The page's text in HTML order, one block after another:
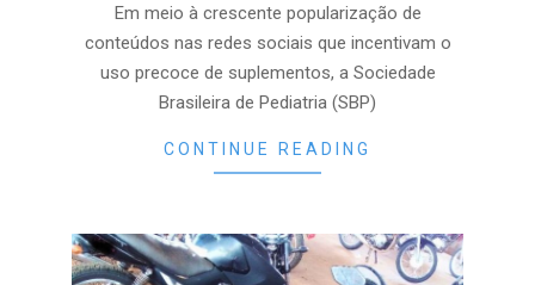
Em meio à crescente popularização de
conteúdos nas redes sociais que incentivam o
uso precoce de suplementos, a Sociedade
Brasileira de Pediatria (SBP)
CONTINUE READING